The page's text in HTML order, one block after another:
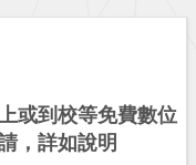
或到校等免費數位
，詳如說明